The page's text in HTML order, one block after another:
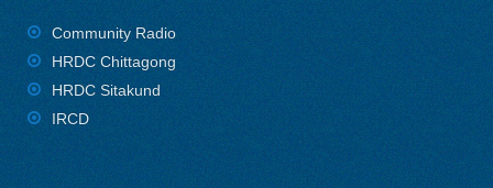
Community Radio
HRDC Chittagong
HRDC Sitakund
IRCD